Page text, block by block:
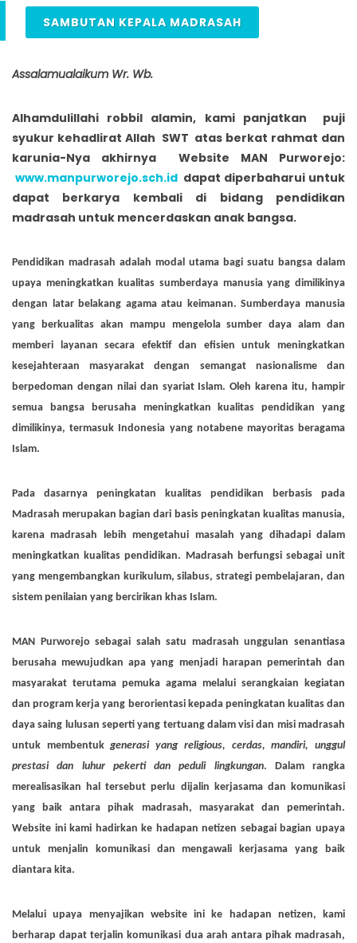
SAMBUTAN KEPALA MADRASAH
Assalamualaikum Wr. Wb.
Alhamdulillahi robbil alamin, kami panjatkan puji
syukur kehadlirat Allah SWT atas berkat rahmat dan
karunia-Nya akhirnya Website MAN Purworejo:
www.manpurworejo.sch.id dapat diperbaharui untuk
dapat berkarya kembali di bidang pendidikan
madrasah untuk mencerdaskan anak bangsa.
Pendidikan madrasah adalah modal utama bagi suatu bangsa dalam
upaya meningkatkan kualitas sumberdaya manusia yang dimilikinya
dengan latar belakang agama atau keimanan. Sumberdaya manusia
yang berkualitas akan mampu mengelola sumber daya alam dan
memberi layanan secara efektif dan efisien untuk meningkatkan
kesejahteraan masyarakat dengan semangat nasionalisme dan
berpedoman dengan nilai dan syariat Islam. Oleh karena itu, hampir
semua bangsa berusaha meningkatkan kualitas pendidikan yang
dimilikinya, termasuk Indonesia yang notabene mayoritas beragama
Islam.
Pada dasarnya peningkatan kualitas pendidikan berbasis pada
Madrasah merupakan bagian dari basis peningkatan kualitas manusia,
karena madrasah lebih mengetahui masalah yang dihadapi dalam
meningkatkan kualitas pendidikan. Madrasah berfungsi sebagai unit
yang mengembangkan kurikulum, silabus, strategi pembelajaran, dan
sistem penilaian yang bercirikan khas Islam.
MAN Purworejo sebagai salah satu madrasah unggulan senantiasa
berusaha mewujudkan apa yang menjadi harapan pemerintah dan
masyarakat terutama pemuka agama melalui serangkaian kegiatan
dan program kerja yang berorientasi kepada peningkatan kualitas dan
daya saing lulusan seperti yang tertuang dalam visi dan misi madrasah
untuk membentukgenerasi yang religious, cerdas, mandiri, unggul
prestasi dan luhur pekerti dan peduli lingkungan. Dalam rangka
merealisasikan hal tersebut perlu dijalin kerjasama dan komunikasi
yang baik antara pihak madrasah, masyarakat dan pemerintah.
Website ini kami hadirkan ke hadapan netizen sebagai bagian upaya
untuk menjalin komunikasi dan mengawali kerjasama yang baik
diantara kita.
Melalui upaya menyajikan website ini ke hadapan netizen, kami
berharap dapat terjalin komunikasi dua arah antara pihak madrasah,